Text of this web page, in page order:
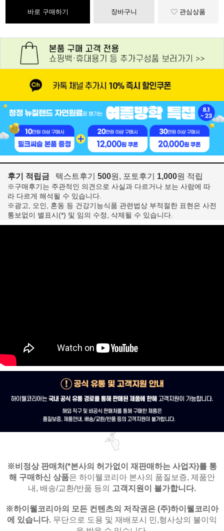
바로 구매하기 장바구니 관심상품
후기 적립금 텍스트후기 500원, 포토후기 1,000원 적립
※구매후기는 주관적인 의견으로 사실과 다르거나 보는 사람에 따
라 다르게 해석될 수 있습니다.
※광고, 오인, 혼동 등 건강기능식품 관련법상 부적절한 표현은 사전
통보없이 별표시(*) 및 임의 수정, 삭제될 수 있습니다.
※비정상 판매처(*본사의 허가없이 재판매하는 사업자)를 통
해 구매하신 상품은 하이웰코리아 본사의 품질보증, 제품안
내, 배송/교환/반품 등의 고객지원이 불가합니다.
※하이웰코리아의 모든 컨텐츠의 저작권은 (주)하이웰코리아
에 있습니다. 무단으로 도용 및 재배포시 민,형사상의 불이익